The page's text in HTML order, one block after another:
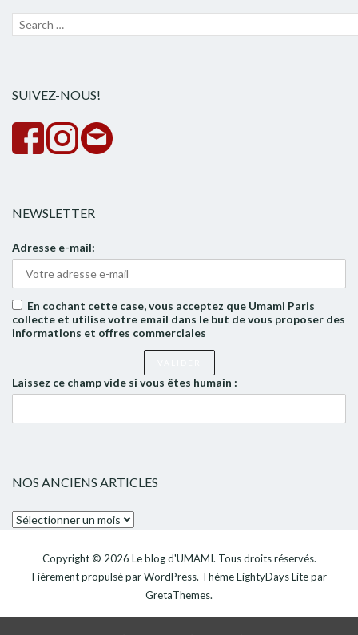
Recherche
SUIVEZ-NOUS!
NEWSLETTER
Adresse e-mail:
En cochant cette case, vous acceptez que Umami Paris
collecte et utilise votre email dans le but de vous proposer des
informations et offres commerciales
Laissez ce champ vide si vous êtes humain :
NOS ANCIENS ARTICLES
Nos
articlesCopyright © 2026 Le blog d'UMAMI. Tous droits réservés.
Fièrement propulsé parWordPress. ThèmeEightyDays Litepar
GretaThemes.